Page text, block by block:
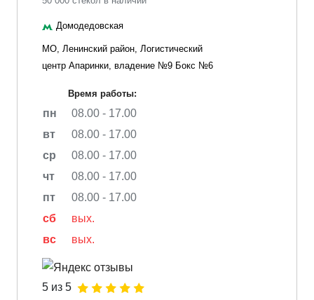
Домодедовская
МО, Ленинский район, Логистический
центр Апаринки, владение №9 Бокс №6
Время работы:
пн
08.00 - 17.00
вт
08.00 - 17.00
ср
08.00 - 17.00
чт
08.00 - 17.00
пт
08.00 - 17.00
сб
вых.
вс
вых.
5 из 5